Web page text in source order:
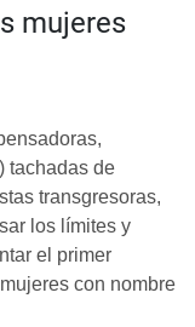
mujeres
tachadas de
transgresoras,
los límites y
el primer
con nombre